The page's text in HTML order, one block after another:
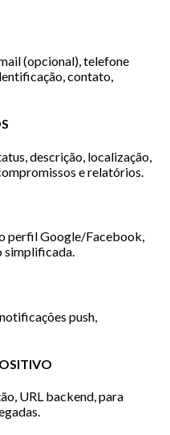
(opcional), telefone
contato,
descrição, localização,
e relatórios.
perfil Google/Facebook,
simplificada.
push,
URL backend, para